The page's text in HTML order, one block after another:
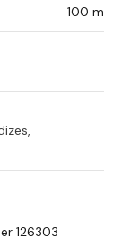
100 m
126303